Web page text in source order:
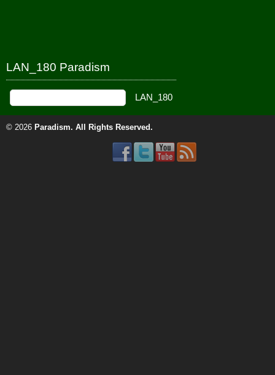
LAN_180 Paradism
© 2026 Paradism. All Rights Reserved.